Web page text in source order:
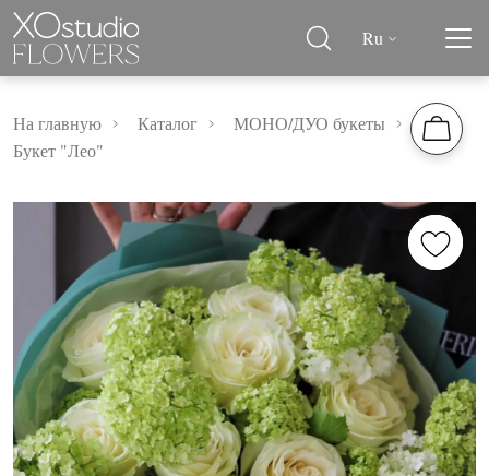
Ru
На главную Каталог
МОНО/ДУО букеты
Букет "Лео"